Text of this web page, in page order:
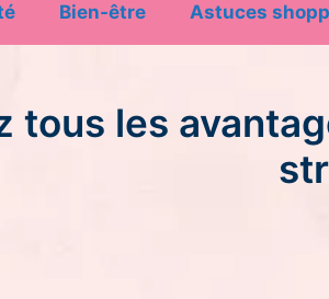
Bien-être Astuces
tous les